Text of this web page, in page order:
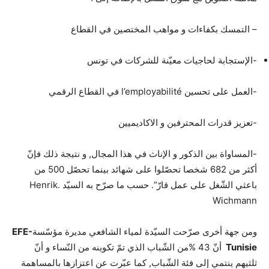
– التمسك بكفاءات و مواهب المختصين في القطاع
-الإستجابة لحاجيات معيّنة للشركات في تونس
-العمل على تحسين l’employabilité في القطاع الرقمي
-تعزيز قدرات المحترفين و الاكاديميين
-المساواة بين الذكور و الإناث في هذا المجال, و نتيجة ذلك فإنّ
أكثر من 682 شخصا تحصّلوا على شهائد بينما تحصّل 500 من
باعثي الشّغل على عمل قارّ”. حسب ما صرّح به السيّد .Henrik
Wichmann
ومن جهة أخرى صرّحت السيّدة لمياء الشافعي مديرة مؤسّسةEFE-
Tunisie
أنّ 43 %من الشّباب الذي تمّ تكوينه من النّساء و أنّ
ثلثيهم ينتمي إلى فئة الشّباب, كما عبّرت عن اعتزازها بالمساهمة